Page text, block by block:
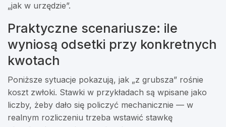
„jak w urzędzie”.
Praktyczne scenariusze: ile
wyniosą odsetki przy konkretnych
kwotach
Poniższe sytuacje pokazują, jak „z grubsza” rośnie
koszt zwłoki. Stawki w przykładach są wpisane jako
liczby, żeby dało się policzyć mechanicznie — w
realnym rozliczeniu trzeba wstawić stawkę